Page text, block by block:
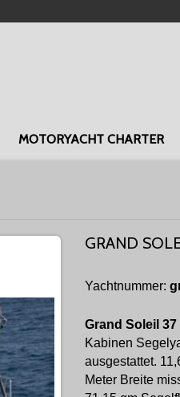
MOTORYACHT CHARTER
GRAND
Yachtnummer:
Grand Soleil
Kabinen
ausgestattet.
Meter Breite